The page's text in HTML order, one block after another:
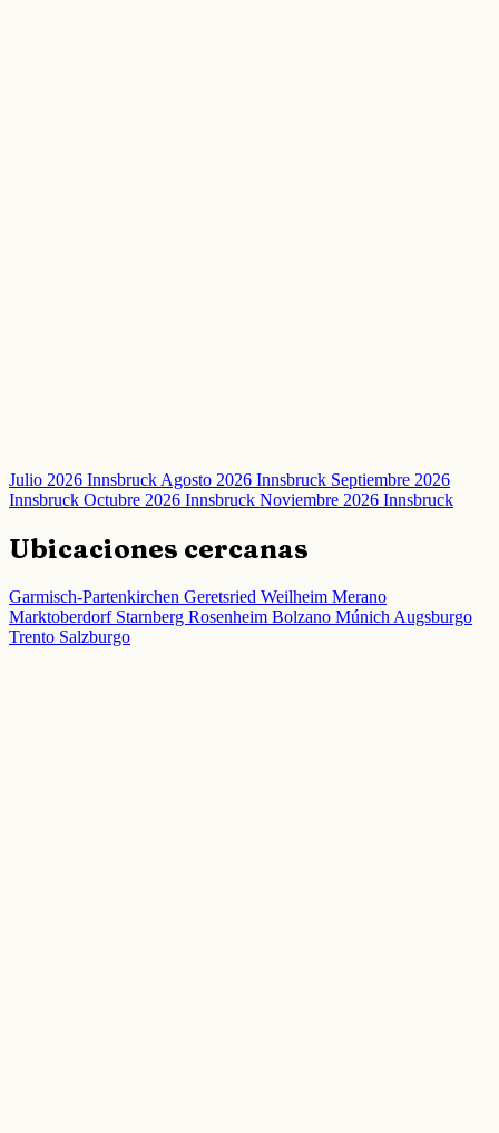
Julio 2026 InnsbruckAgosto 2026 Innsbruck Septiembre 2026
Innsbruck Octubre 2026 Innsbruck Noviembre 2026 Innsbruck
Ubicaciones cercanas
Garmisch-Partenkirchen Geretsried Weilheim Merano
Marktoberdorf Starnberg Rosenheim Bolzano Múnich Augsburgo
Trento Salzburgo